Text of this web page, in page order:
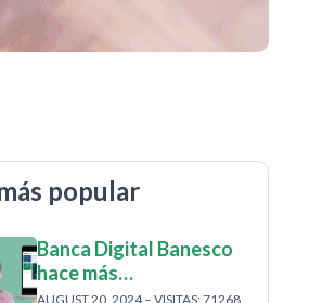
popular
Banca Digital Banesco
hace más…
AUGUST 20, 2024 – VISITAS: 71268